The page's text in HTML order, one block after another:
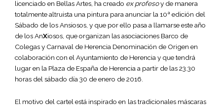
licenciado en Bellas Artes, ha creado ex profesoy de manera
totalmente altruista una pintura para anunciar la 10ª edición del
Sábado de los Ansiosos, y que por ello pasa a llamarse este año
de los AnXiosos, que organizan las asociaciones Barco de
Colegas y Carnaval de Herencia Denominación de Origen en
colaboración con el Ayuntamiento de Herencia y que tendrá
lugar en la Plaza de España de Herencia a partir de las 23.30
horas del sábado día 30 de enero de 2016.
El motivo del cartel está inspirado en las tradicionales máscaras